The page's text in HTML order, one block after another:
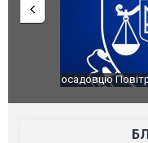
Сили оборони
губернатор
атаку. ВІДЕО